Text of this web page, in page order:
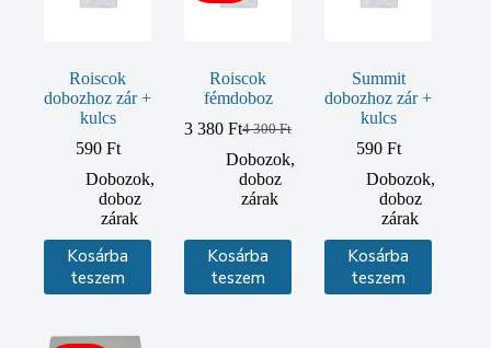
Roiscok
dobozhoz zár +
kulcs
590 Ft
Dobozok,
doboz
zárak
Kosárba
teszem
Roiscok
fémdoboz
4 300Ft
Original
price
was:
4
3 380FtCurrent
price
is:
3
Dobozok,
doboz
zárak
Kosárba
teszem
Summit
dobozhoz zár +
kulcs
590 Ft
Dobozok,
doboz
zárak
Kosárba
teszem